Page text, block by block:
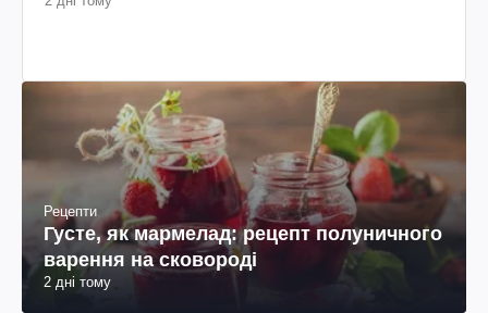
Рецепти
Густе, як мармелад: рецепт полуничного
варення на сковороді
2 дні тому